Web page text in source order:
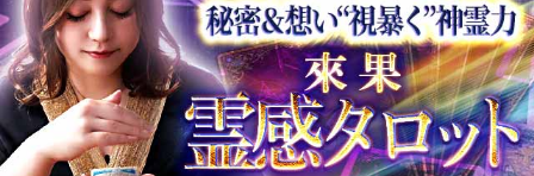
うらなえる本格鑑定 Top >秘密視暴くタロット霊
能者 來果 >2人の“特別な絆”を徹底霊視【恋愛相性
＆結婚相性】現在の心の距離